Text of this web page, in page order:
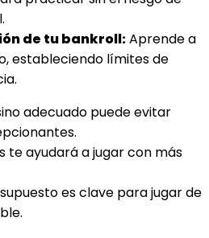
de tu bankroll:Aprende a
estableciendo límites de
adecuado puede evitar
te ayudará a jugar con más
es clave para jugar de